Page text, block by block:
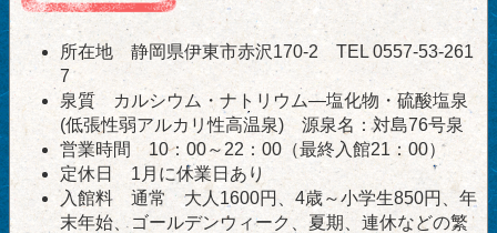
所在地 静岡県伊東市赤沢170-2 TEL 0557-53-261
7
泉質 カルシウム・ナトリウム―塩化物・硫酸塩泉
(低張性弱アルカリ性高温泉) 源泉名：対島76号泉
営業時間 10：00～22：00（最終入館21：00）
定休日 1月に休業日あり
入館料 通常 大人1600円、4歳～小学生850円、年
末年始、ゴールデンウィーク、夏期、連休などの繁